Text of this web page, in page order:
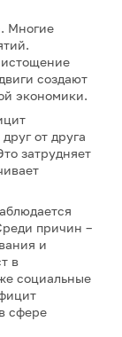
Многие
создают
экономики.
от друга
затрудняет
причин –
и
в
социальные
сфере